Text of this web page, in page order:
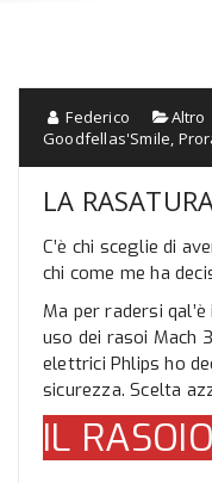
Federico Altro
Goodfellas'Smile,
LA
C’è chi sceglie di
chi come me ha
Ma per radersi
uso dei rasoi Mach
elettrici Phlips ho
sicurezza. Scelta
IL